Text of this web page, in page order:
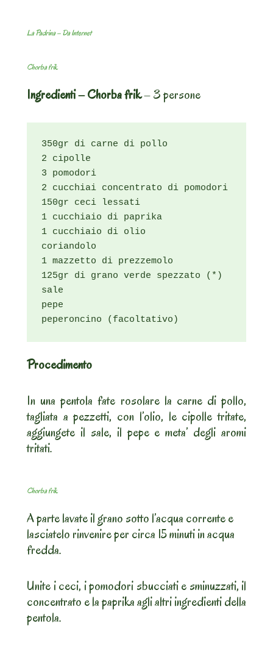
La Padrina – Da Internet
Chorba frik
Ingredienti – Chorba frik– 3 persone
350gr di carne di pollo
2 cipolle
3 pomodori
2 cucchiai concentrato di pomodori
150gr ceci lessati
1 cucchiaio di paprika
1 cucchiaio di olio
coriandolo
1 mazzetto di prezzemolo
125gr di grano verde spezzato (*)
sale
pepe
peperoncino (facoltativo)
Procedimento
In una pentola fate rosolare la carne di pollo,
tagliata a pezzetti, con l’olio, le cipolle tritate,
aggiungete il sale, il pepe e meta’ degli aromi
tritati.
Chorba frik
A parte lavate il grano sotto l’acqua corrente e
lasciatelo rinvenire per circa 15 minuti in acqua
fredda.
Unite i ceci, i pomodori sbucciati e sminuzzati, il
concentrato e la paprika agli altri ingredienti della
pentola.